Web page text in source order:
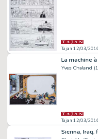
Tajan 12/03/
La machine
Yves Chaland
Tajan 12/03/